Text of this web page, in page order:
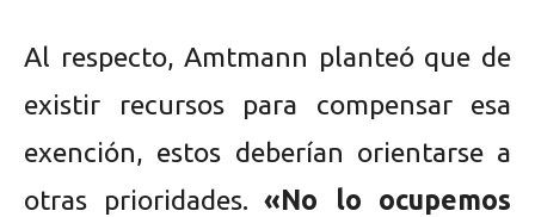
Al respecto, Amtmann planteó que de
existir recursos para compensar esa
exención, estos deberían orientarse a
otras prioridades. «No lo ocupemos